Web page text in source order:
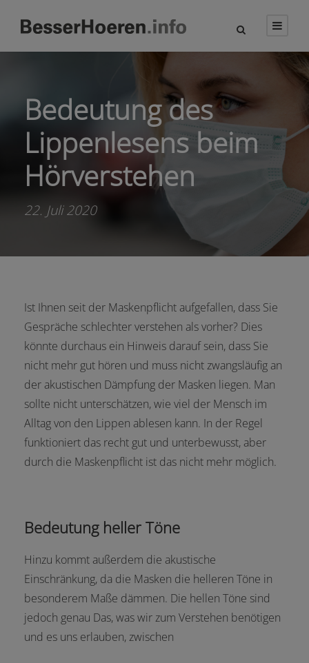
Bedeutung des
Lippenlesens beim
Hörverstehen
22. Juli 2020
Ist Ihnen seit der Maskenpflicht aufgefallen, dass Sie
Gespräche schlechter verstehen als vorher? Dies
könnte durchaus ein Hinweis darauf sein, dass Sie
nicht mehr gut hören und muss nicht zwangsläufig an
der akustischen Dämpfung der Masken liegen. Man
sollte nicht unterschätzen, wie viel der Mensch im
Alltag von den Lippen ablesen kann. In der Regel
funktioniert das recht gut und unterbewusst, aber
durch die Maskenpflicht ist das nicht mehr möglich.
Bedeutung heller Töne
Hinzu kommt außerdem die akustische
Einschränkung, da die Masken die helleren Töne in
besonderem Maße dämmen. Die hellen Töne sind
jedoch genau Das, was wir zum Verstehen benötigen
und es uns erlauben, zwischen